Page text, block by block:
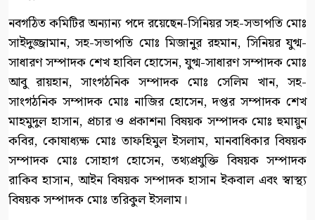
নবগঠিত কমিটির অন্যান্য পদে রয়েছেন-সিনিয়র সহ-সভাপতি মোঃ
সাইদুজ্জামান, সহ-সভাপতি মোঃ মিজানুর রহমান, সিনিয়র যুগ্ম-
সাধারণ সম্পাদক শেখ হাবিল হোসেন, যুগ্ম-সাধারণ সম্পাদক মোঃ
আবু রায়হান, সাংগঠনিক সম্পাদক মোঃ সেলিম খান, সহ-
সাংগঠনিক সম্পাদক মোঃ নাজির হোসেন, দপ্তর সম্পাদক শেখ
মাহমুদুল হাসান, প্রচার ও প্রকাশনা বিষয়ক সম্পাদক মোঃ হুমায়ুন
কবির, কোষাধ্যক্ষ মোঃ তাফহিমুল ইসলাম, মানবাধিকার বিষয়ক
সম্পাদক মোঃ সোহাগ হোসেন, তথ্যপ্রযুক্তি বিষয়ক সম্পাদক
রাকিব হাসান, আইন বিষয়ক সম্পাদক হাসান ইকবাল এবং স্বাস্থ্য
বিষয়ক সম্পাদক মোঃ তরিকুল ইসলাম।